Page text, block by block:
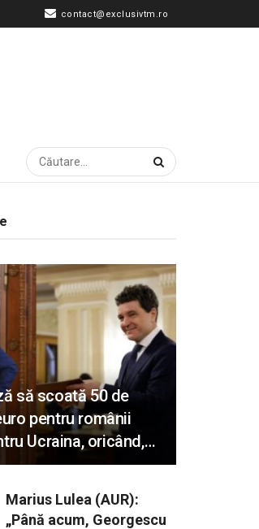
contact@exclusivtm.ro
să scoată 50 de
pentru românii
Ucraina, oricând,
Marius Lulea (AUR):
„Până acum, Georgescu